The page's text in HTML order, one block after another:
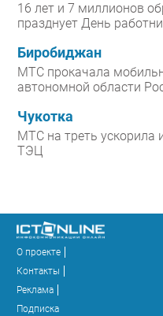
16 лет и 7 миллионов
празднует День
Биробиджан
МТС прокачала
автономной области
Чукотка
МТС на треть ускорила
ТЭЦ
О проекте
Контакты
Реклама
Подписка